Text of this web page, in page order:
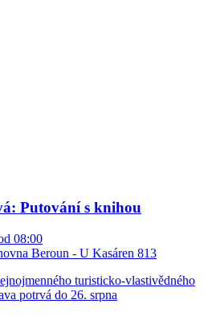
Putování s knihou
08:00
Beroun - U Kasáren 813
turisticko-vlastivědného
potrvá do 26. srpna